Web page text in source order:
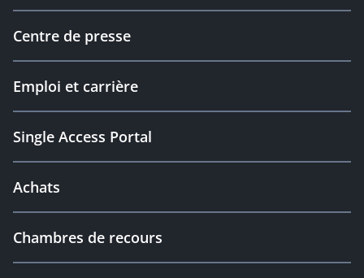
Centre de presse
Emploi et carrière
Single Access Portal
Achats
Chambres de recours